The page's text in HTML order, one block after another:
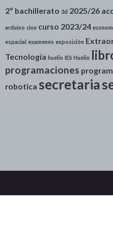
2º bachillerato 3d 2025/26
arduino cine curso 2023/24
espacial examenes exposición
Tecnología huelin IES Huelin
programaciones
robotica secretaria